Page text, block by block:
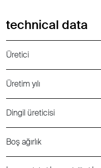
technical data
Üretici
Üretim yılı
Dingil üreticisi
Boş ağırlık